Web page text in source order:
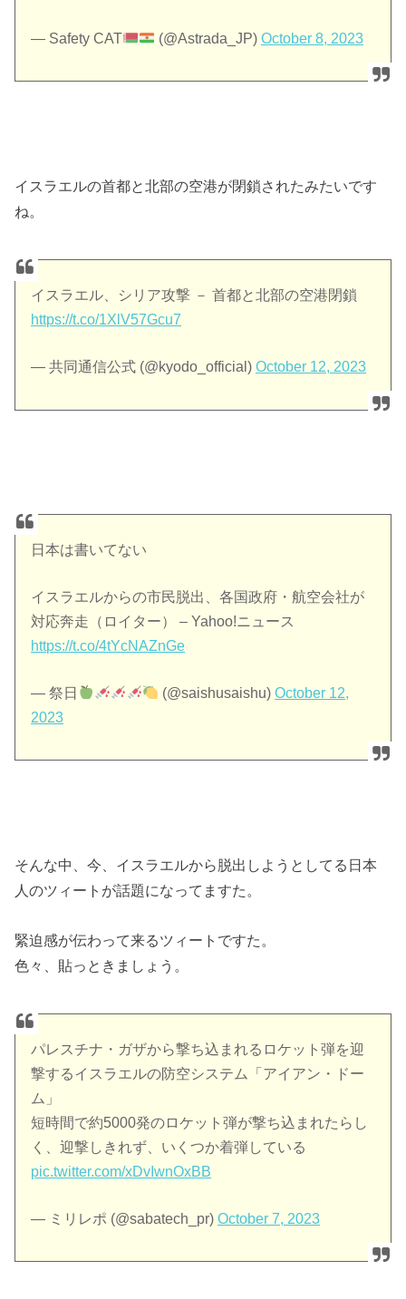
— Safety CAT (@Astrada_JP) October 8, 2023
イスラエルの首都と北部の空港が閉鎖されたみたいです
ね。
イスラエル、シリア攻撃 － 首都と北部の空港閉鎖
https://t.co/1XlV57Gcu7
— 共同通信公式 (@kyodo_official)October 12, 2023
日本は書いてない
イスラエルからの市民脱出、各国政府・航空会社が
対応奔走（ロイター） – Yahoo!ニュース
https://t.co/4tYcNAZnGe
— 祭日 (@saishusaishu)October 12,
2023
そんな中、今、イスラエルから脱出しようとしてる日本
人のツィートが話題になってますた。
緊迫感が伝わって来るツィートですた。
色々、貼っときましょう。
パレスチナ・ガザから撃ち込まれるロケット弾を迎
撃するイスラエルの防空システム「アイアン・ドー
ム」
短時間で約5000発のロケット弾が撃ち込まれたらし
く、迎撃しきれず、いくつか着弾している
pic.twitter.com/xDvIwnOxBB
— ミリレポ (@sabatech_pr)October 7, 2023